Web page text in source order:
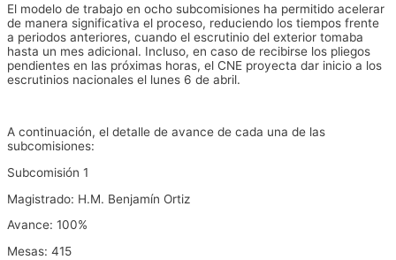
El modelo de trabajo en ocho subcomisiones ha permitido acelerar
de manera significativa el proceso, reduciendo los tiempos frente
a periodos anteriores, cuando el escrutinio del exterior tomaba
hasta un mes adicional. Incluso, en caso de recibirse los pliegos
pendientes en las próximas horas, el CNE proyecta dar inicio a los
escrutinios nacionales el lunes 6 de abril.
A continuación, el detalle de avance de cada una de las
subcomisiones:
Subcomisión 1
Magistrado: H.M. Benjamín Ortiz
Avance: 100%
Mesas: 415